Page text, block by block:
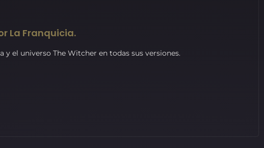
La Franquicia.
y el universo The Witcher en todas sus versiones.